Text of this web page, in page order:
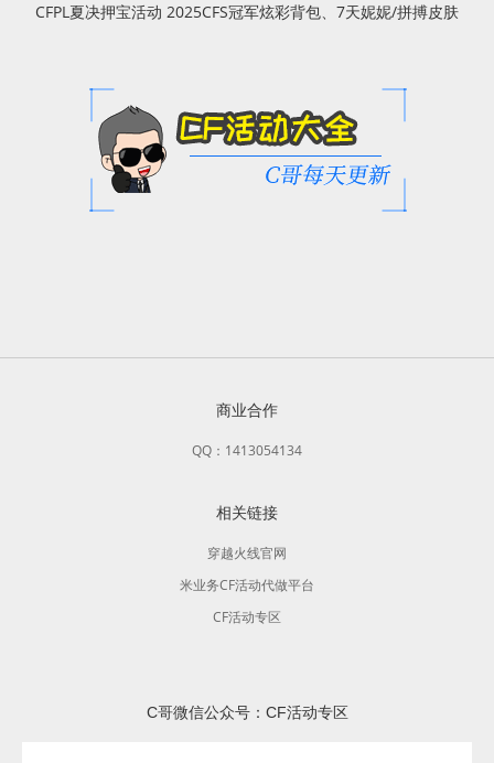
CFPL夏决押宝活动 2025CFS冠军炫彩背包、7天妮妮/拼搏皮肤
商业合作
QQ：1413054134
相关链接
穿越火线官网
米业务CF活动代做平台
CF活动专区
C哥微信公众号：CF活动专区